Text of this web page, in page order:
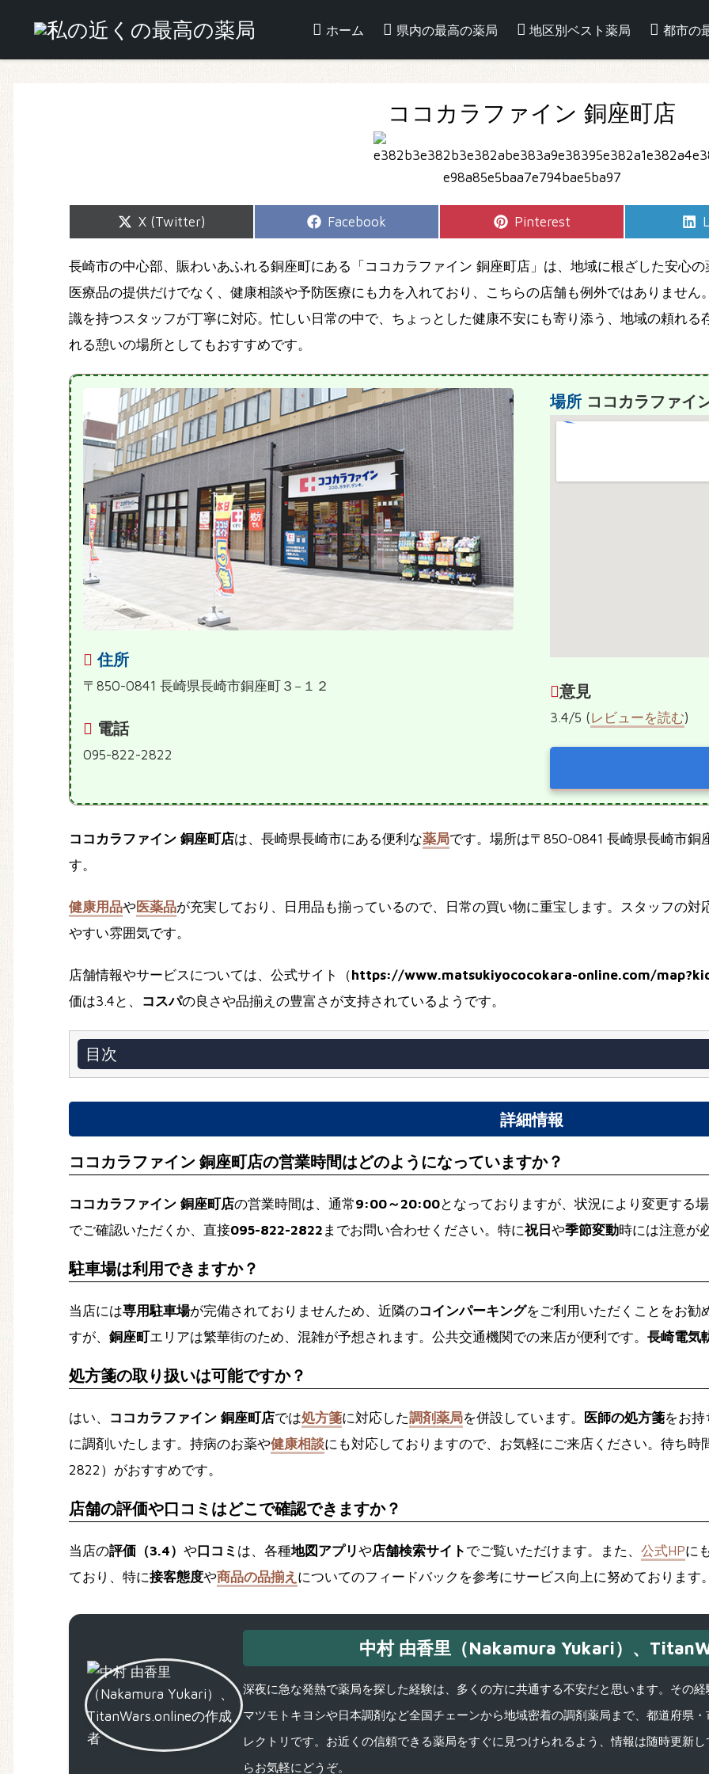
ホーム 県内の最高の薬局 地区別ベスト薬局 都市の
ココカラファイン 銅座町店
Share
X (Twitter)
Share
Facebook
Share
Pinterest
長崎市の中心部、賑わいあふれる銅座町にある「ココカラファイン 銅座町店」は、地域に根ざした安心
医療品の提供だけでなく、健康相談や予防医療にも力を入れており、こちらの店舗も例外ではありませ
識を持つスタッフが丁寧に対応。忙しい日常の中で、ちょっとした健康不安にも寄り添う、地域の頼れ
れる憩いの場所としてもおすすめです。
住所
〒850-0841 長崎県長崎市銅座町３−１２
電話
095-822-2822
場所ココカラファイ
意見
3.4/5 (レビューを読む)
ココカラファイン 銅座町店は、長崎県長崎市にある便利な薬局です。場所は〒850-0841 長崎県長崎市銅
す。
健康用品や医薬品が充実しており、日用品も揃っているので、日常の買い物に重宝します。スタッフの
やすい雰囲気です。
店舗情報やサービスについては、公式サイト（https://www.matsukiyococokara-online.com/
価は3.4と、 コスパの良さや品揃えの豊富さが支持されているようです。
目次
詳細情報
ココカラファイン 銅座町店の営業時間はどのようになっていますか？
ココカラファイン 銅座町店の営業時間は、通常9:00～20:00となっておりますが、状況により変更する
でご確認いただくか、直接095-822-2822 までお問い合わせください。特に祝日や季節変動時には注意が
駐車場は利用できますか？
当店には専用駐車場が完備されておりませんため、近隣のコインパーキングをご利用いただくことをお勧
すが、 銅座町エリアは繁華街のため、混雑が予想されます。公共交通機関での来店が便利です。 長崎電気
処方箋の取り扱いは可能ですか？
はい、 ココカラファイン 銅座町店では処方箋に対応した調剤薬局を併設しています。 医師の処方箋をお
に調剤いたします。持病のお薬や健康相談にも対応しておりますので、お気軽にご来店ください。待ち時
2822）がおすすめです。
店舗の評価や口コミはどこで確認できますか？
当店の評価（3.4） や口コミ は、各種地図アプリや店舗検索サイト でご覧いただけます。また、 公式HPに
ており、特に接客態度や商品の品揃え についてのフィードバックを参考にサービス向上に努めております
中村 由香里（Nakamura Yukari）、
深夜に急な発熱で薬局を探した経験は、多くの方に共通する不安だと思います。その
マツモトキヨシや日本調剤など全国チェーンから地域密着の調剤薬局まで、都道府県
レクトリです。お近くの信頼できる薬局をすぐに見つけられるよう、情報は随時更新
らお気軽にどうぞ。